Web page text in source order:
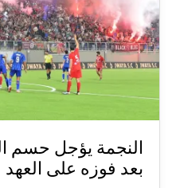
النجمة يؤجل حسم
بعد فوزه على العهد